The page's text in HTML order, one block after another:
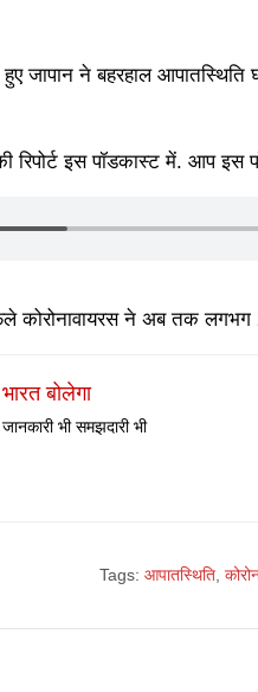
हुए जापान ने बहरहाल
रिपोर्ट इस पॉडकास्ट में. आप
कोरोनावायरस ने अब तक लगभग
भारत बोलेगा
जानकारी भी समझदारी भी
Tags: आपातस्थिति,